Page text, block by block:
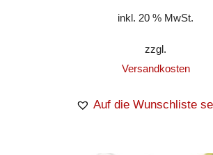
inkl. 20 % MwSt.
zzgl.
Versandkosten
Auf die Wunschliste